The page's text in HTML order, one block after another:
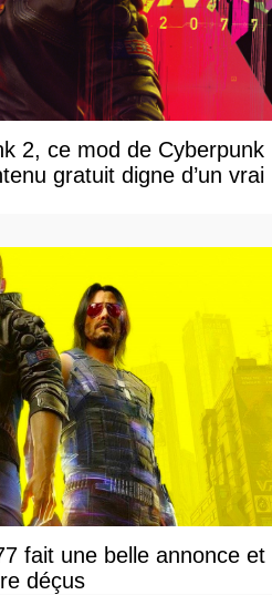
2, ce mod de Cyberpunk
gratuit digne d’un vrai
fait une belle annonce et
déçus